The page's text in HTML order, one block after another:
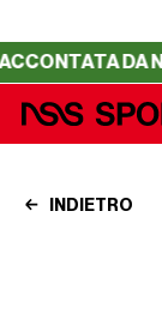
DA NSS SPORTS
INDIETRO